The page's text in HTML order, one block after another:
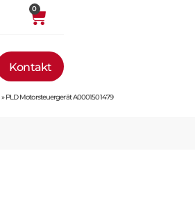
0
Kontakt
»PLD Motorsteuergerät A0001501479